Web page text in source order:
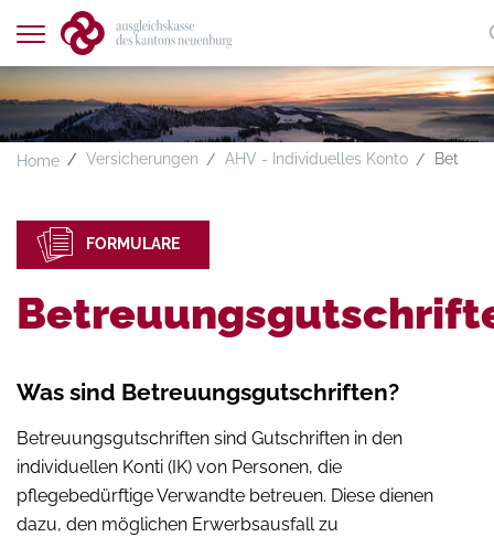
FR DE
A A A
Navigation
zeigen
Home Versicherungen AHV - Individuelles Konto
FORMULARE
Was sind Betreuungsgutschriften?
Betreuungsgutschriften sind Gutschriften in den
individuellen Konti (IK) von Personen, die
pflegebedürftige Verwandte betreuen. Diese dienen
dazu, den möglichen Erwerbsausfall zu